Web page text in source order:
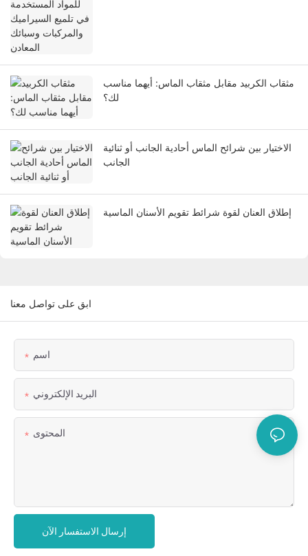
مثقاب الكربيد مقابل مثقاب الماس: أيهما مناسب
لك؟
الاختيار بين شرائح الماس أحادية الجانب أو ثنائية
الجانب
إطلاق العنان لقوة شرائط تقويم الأسنان الماسية
ابق على تواصل معنا
اسم
البريد الإلكتروني
المحتوى
إرسال الاستفسار الآن